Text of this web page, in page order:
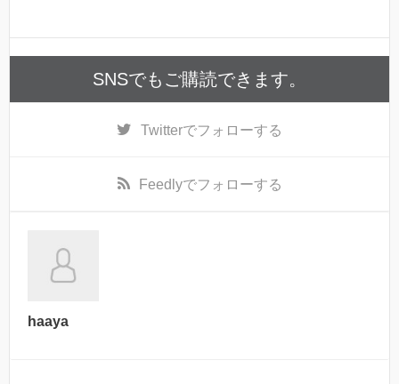
SNSでもご購読できます。
Twitterでフォローする
Feedlyでフォローする
haaya